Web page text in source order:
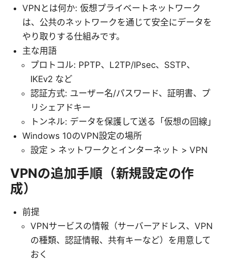
VPNとは何か: 仮想プライベートネットワーク
は、公共のネットワークを通じて安全にデータを
やり取りする仕組みです。
主な用語
プロトコル: PPTP、L2TP/IPsec、SSTP、
IKEv2 など
認証方式: ユーザー名/パスワード、証明書、プ
リシェアドキー
トンネル: データを保護して送る「仮想の回線」
Windows 10のVPN設定の場所
設定 > ネットワークとインターネット > VPN
VPNの追加手順（新規設定の作
成）
前提
VPNサービスの情報（サーバーアドレス、VPN
の種類、認証情報、共有キーなど）を用意して
おく